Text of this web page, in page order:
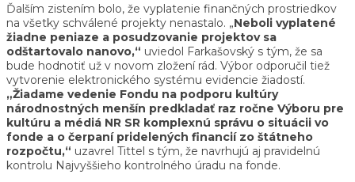
Ďalším zistením bolo, že vyplatenie finančných prostriedkov
na všetky schválené projekty nenastalo. „Neboli vyplatené
žiadne peniaze a posudzovanie projektov sa
odštartovalo nanovo,“ uviedol Farkašovský s tým, že sa
bude hodnotiť už v novom zložení rád. Výbor odporučil tiež
vytvorenie elektronického systému evidencie žiadostí.
„Žiadame vedenie Fondu na podporu kultúry
národnostných menšín predkladať raz ročne Výboru pre
kultúru a médiá NR SR komplexnú správu o situácii vo
fonde a o čerpaní pridelených financií zo štátneho
rozpočtu,“ uzavrel Tittel s tým, že navrhujú aj pravidelnú
kontrolu Najvyššieho kontrolného úradu na fonde.